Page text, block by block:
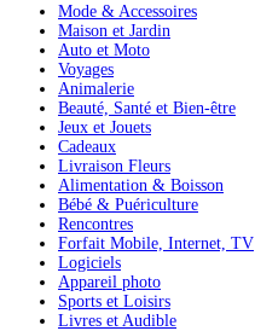
Mode & Accessoires
Maison et Jardin
Auto et Moto
Voyages
Animalerie
Beauté, Santé et Bien-être
Jeux et Jouets
Cadeaux
Livraison Fleurs
Alimentation & Boisson
Bébé & Puériculture
Rencontres
Forfait Mobile, Internet, TV
Logiciels
Appareil photo
Sports et Loisirs
Livres et Audible